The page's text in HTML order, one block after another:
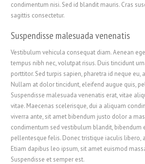
condimentum nisi. Sed id blandit mauris. Cras
sagittis consectetur.
Suspendisse malesuada venenatis
Vestibulum vehicula consequat diam. Aenean
tempus nibh nec, volutpat risus. Duis tincidunt
porttitor. Sed turpis sapien, pharetra id neque eu,
Nullam at dolor tincidunt, eleifend augue quis,
Suspendisse malesuada venenatis erat, vitae
vitae. Maecenas scelerisque, dui a aliquam
viverra ante, sit amet bibendum justo dolor a
condimentum sed vestibulum blandit, bibendum
pellentesque felis. Donec tristique iaculis libero,
Etiam dapibus leo ipsum, sit amet euismod
Suspendisse et semper est.